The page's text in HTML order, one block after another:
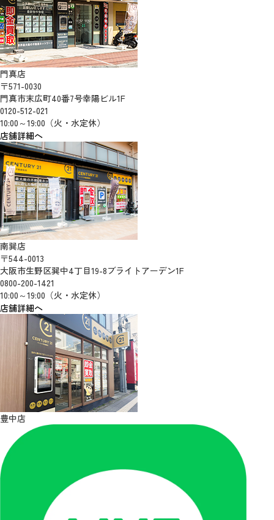
門真店
〒571-0030
門真市末広町40番7号幸陽ビル1F
0120-512-021
10:00～19:00（火・水定休）
店舗詳細へ
南巽店
〒544-0013
大阪市生野区巽中4丁目19-8ブライトアーデン1F
0800-200-1421
10:00～19:00（火・水定休）
店舗詳細へ
豊中店